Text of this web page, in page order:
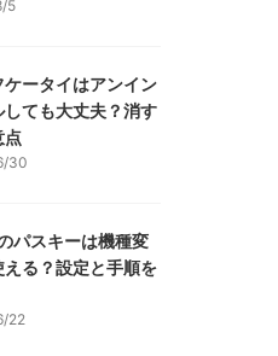
5
ケータイはアンイン
しても大丈夫？消す
点
30
パスキーは機種変
える？設定と手順を
22